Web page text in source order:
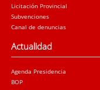
Licitación Provincial
Subvenciones
Canal de denuncias
Actualidad
Agenda Presidencia
BOP